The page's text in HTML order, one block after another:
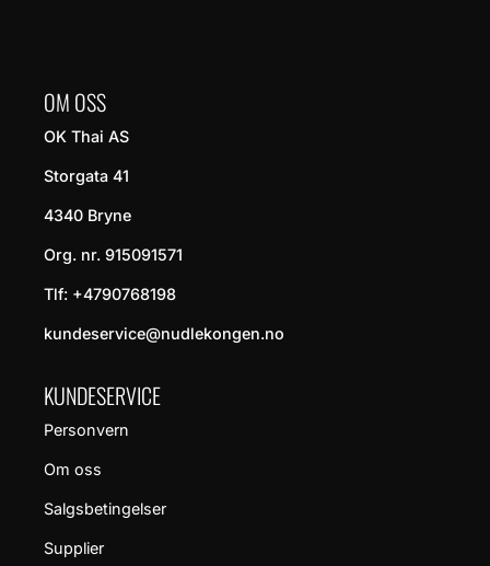
OM OSS
OK Thai AS
Storgata 41
4340 Bryne
Org. nr. 915091571
Tlf: +4790768198
kundeservice@nudlekongen.no
KUNDESERVICE
Personvern
Om oss
Salgsbetingelser
Supplier